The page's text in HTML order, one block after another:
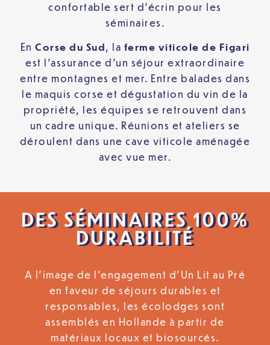
confortable sert d’écrin pour les
séminaires.
En Corse du Sud, la ferme viticole de Figari
est l’assurance d’un séjour extraordinaire
entre montagnes et mer. Entre balades dans
le maquis corse et dégustation du vin de la
propriété, les équipes se retrouvent dans
un cadre unique. Réunions et ateliers se
déroulent dans une cave viticole aménagée
avec vue mer.
DES SÉMINAIRES 100%
DURABILITÉ
A l’image de l’engagement d’Un Lit au Pré
en faveur de séjours durables et
responsables, les écolodges sont
assemblés en Hollande à partir de
matériaux locaux et biosourcés.